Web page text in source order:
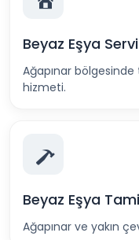
Beyaz Eşya
Ağapınar
hizmeti.
Beyaz Eşya
Ağapınar ve yakın